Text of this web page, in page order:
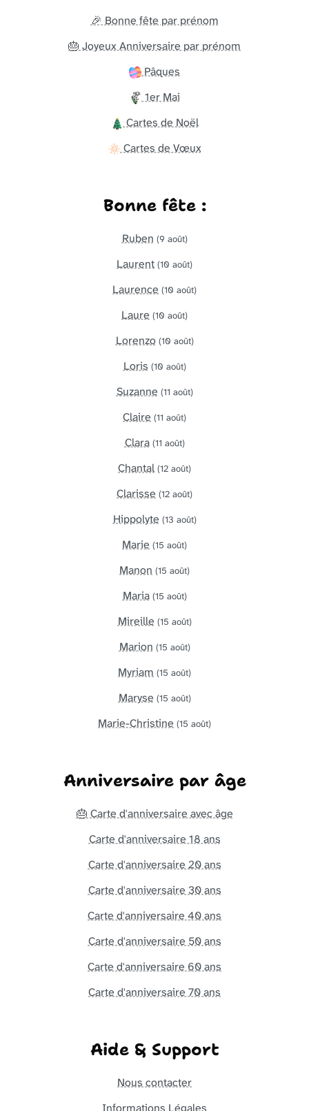
🎉 Bonne fête par prénom
🎂 Joyeux Anniversaire par prénom
Pâques
1er Mai
Cartes de Noël
Cartes de Vœux
Bonne fête :
Ruben (9 août)
Laurent (10 août)
Laurence (10 août)
Laure (10 août)
Lorenzo (10 août)
Loris (10 août)
Suzanne (11 août)
Claire (11 août)
Clara (11 août)
Chantal (12 août)
Clarisse (12 août)
Hippolyte (13 août)
Marie (15 août)
Manon (15 août)
Maria (15 août)
Mireille (15 août)
Marion (15 août)
Myriam (15 août)
Maryse (15 août)
Marie-Christine (15 août)
Anniversaire par âge
🎂 Carte d'anniversaire avec âge
Carte d'anniversaire 18 ans
Carte d'anniversaire 20 ans
Carte d'anniversaire 30 ans
Carte d'anniversaire 40 ans
Carte d'anniversaire 50 ans
Carte d'anniversaire 60 ans
Carte d'anniversaire 70 ans
Aide & Support
Nous contacter